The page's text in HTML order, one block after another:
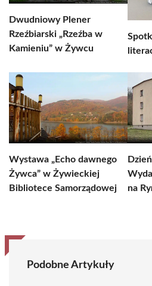
Dwudniowy Plener
Rzeźbiarski „Rzeźba w
Kamieniu” w Żywcu
Wystawa „Echo dawnego
Żywca” w Żywieckiej
Bibliotece Samorządowej
na
Podobne Artykuły